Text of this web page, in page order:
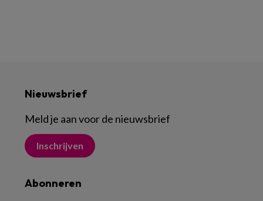
Nieuwsbrief
Meld je aan voor de nieuwsbrief
Inschrijven
Abonneren